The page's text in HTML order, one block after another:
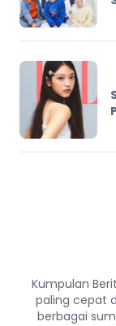
Kumpulan
paling cepat
berbagai